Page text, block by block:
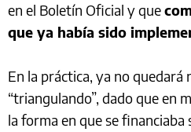
en el Boletín Oficial y que
que ya había sido
En la práctica, ya no quedará
“triangulando”, dado que en
la forma en que se